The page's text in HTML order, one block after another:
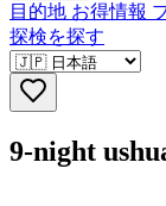
目的地 お得情報
探検を探す
9-night